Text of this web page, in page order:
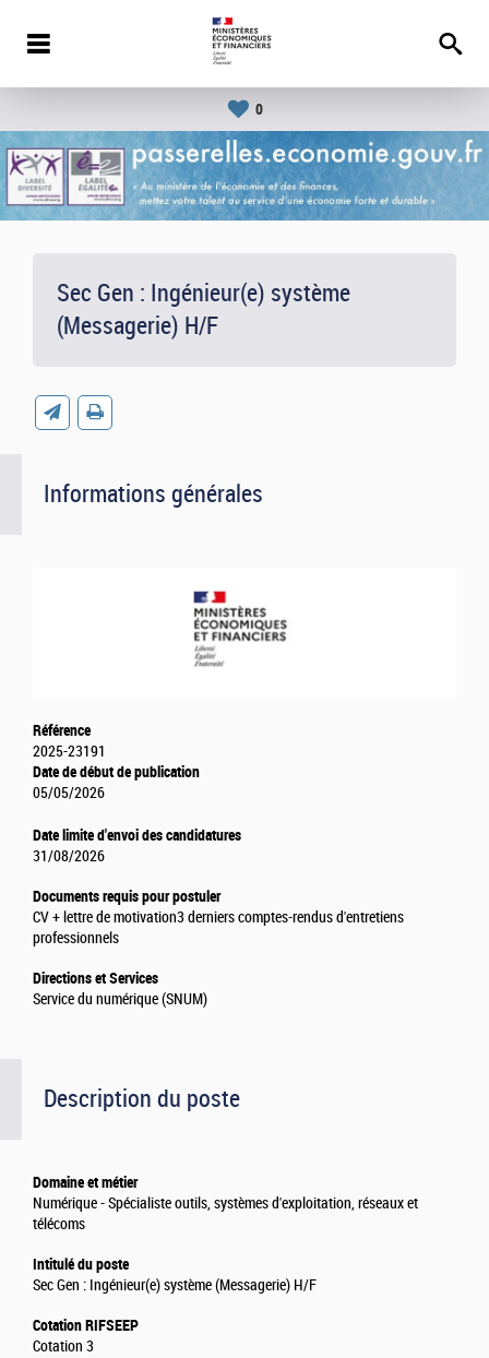
0
Sec Gen : Ingénieur(e) système
(Messagerie) H/F
Description du poste
Domaine et métier
Numérique - Spécialiste outils, systèmes d'exploitation, réseaux et
télécoms
Intitulé du poste
Sec Gen : Ingénieur(e) système (Messagerie) H/F
Cotation RIFSEEP
Cotation 3
Informations générales
Référence
2025-23191
Date de début de publication
05/05/2026
Date limite d'envoi des candidatures
31/08/2026
Documents requis pour postuler
CV + lettre de motivation3 derniers comptes-rendus d'entretiens
professionnels
Directions et Services
Service du numérique (SNUM)